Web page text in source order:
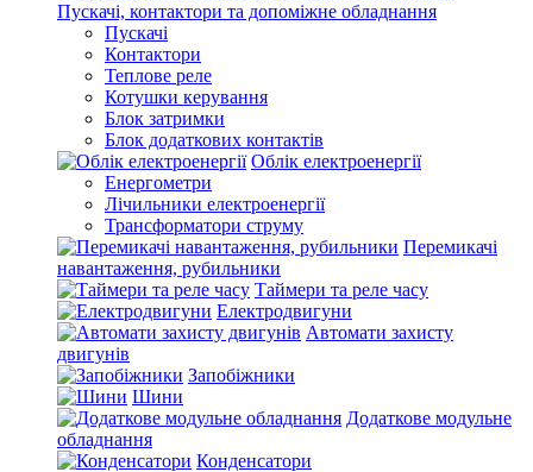
Пускачі, контактори та допоміжне обладнання
Пускачі
Контактори
Теплове реле
Котушки керування
Блок затримки
Блок додаткових контактів
Облік електроенергії
Енергометри
Лічильники електроенергії
Трансформатори струму
Перемикачі
навантаження, рубильники
Таймери та реле часу
Електродвигуни
Автомати захисту
двигунів
Запобіжники
Шини
Додаткове модульне
обладнання
Конденсатори